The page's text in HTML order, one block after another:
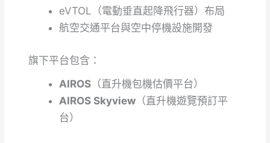
eVTOL（電動垂直起降飛行器）布局
航空交通平台與空中停機設施開發
旗下平台包含：
AIROS（直升機包機估價平台）
AIROS Skyview（直升機遊覽預訂平
台）